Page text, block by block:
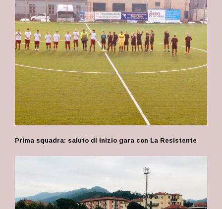
Prima squadra: saluto di inizio gara con La Resistente